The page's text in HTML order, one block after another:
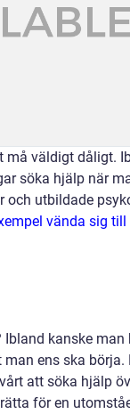
må väldigt dåligt.
söka hjälp när
utbildade
vända sig
kanske
ens ska börja.
att söka hjälp
för en